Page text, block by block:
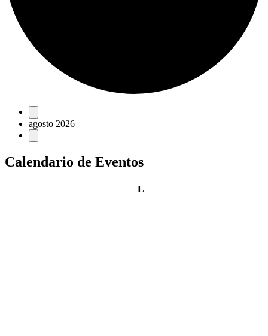
Eventos
agosto 2026
Calendario de Eventos
Llunes